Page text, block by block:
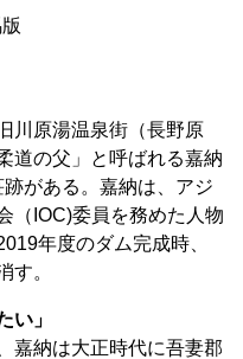
川原湯温泉街（長野原
道の父」と呼ばれる嘉納
がある。嘉納は、アジ
（IOC)委員を務めた人物
年度のダム完成時、
す。
い」
嘉納は大正時代に吾妻郡